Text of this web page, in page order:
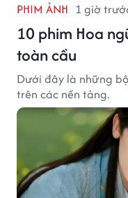
PHIM ẢNH 1 giờ
10 phim Hoa
toàn cầu
Dưới đây là những
trên các nền tảng.